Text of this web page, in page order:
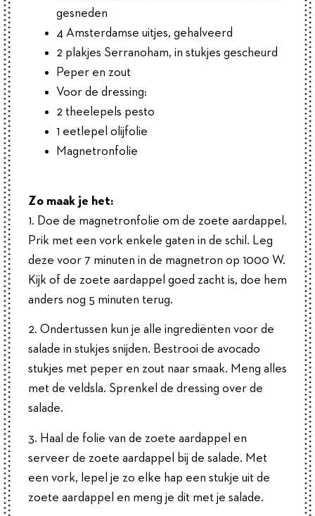
gesneden
4 Amsterdamse uitjes, gehalveerd
2 plakjes Serranoham, in stukjes gescheurd
Peper en zout
Voor de dressing:
2 theelepels pesto
1 eetlepel olijfolie
Magnetronfolie
Zo maak je het:
1. Doe de magnetronfolie om de zoete aardappel.
Prik met een vork enkele gaten in de schil. Leg
deze voor 7 minuten in de magnetron op 1000 W.
Kijk of de zoete aardappel goed zacht is, doe hem
anders nog 5 minuten terug.
2. Ondertussen kun je alle ingrediënten voor de
salade in stukjes snijden. Bestrooi de avocado
stukjes met peper en zout naar smaak. Meng alles
met de veldsla. Sprenkel de dressing over de
salade.
3. Haal de folie van de zoete aardappel en
serveer de zoete aardappel bij de salade. Met
een vork, lepel je zo elke hap een stukje uit de
zoete aardappel en meng je dit met je salade.